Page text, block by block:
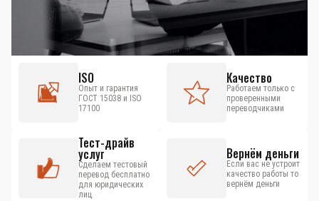
ISO
Опыт и гарантия
ГОСТ 15038 и ISO
17100
Качество
Работаем только с
проверенными
переводчиками
Тест-драйв
услуг
Сделаем тестовый
перевод бесплатно
для юридических
лиц
Вернём деньги
Если вас не устроит
качество работы то
вернём деньги